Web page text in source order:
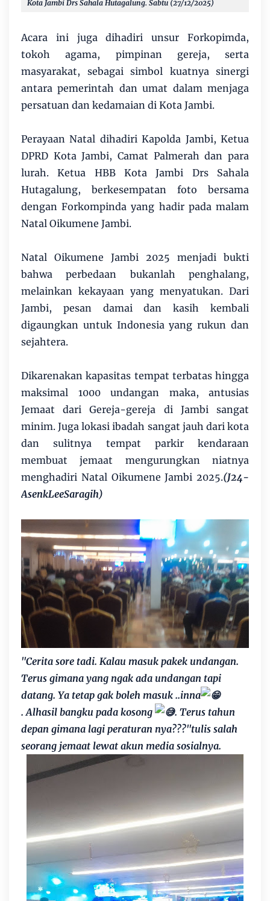
Kota Jambi Drs Sahala Hutagalung. Sabtu (27/12/2025)
Acara ini juga dihadiri unsur Forkopimda,
tokoh agama, pimpinan gereja, serta
masyarakat, sebagai simbol kuatnya sinergi
antara pemerintah dan umat dalam menjaga
persatuan dan kedamaian di Kota Jambi.
Perayaan Natal dihadiri Kapolda Jambi, Ketua
DPRD Kota Jambi, Camat Palmerah dan para
lurah. Ketua HBB Kota Jambi Drs Sahala
Hutagalung, berkesempatan foto bersama
dengan Forkompinda yang hadir pada malam
Natal Oikumene Jambi.
Natal Oikumene Jambi 2025 menjadi bukti
bahwa perbedaan bukanlah penghalang,
melainkan kekayaan yang menyatukan. Dari
Jambi, pesan damai dan kasih kembali
digaungkan untuk Indonesia yang rukun dan
sejahtera.
Dikarenakan kapasitas tempat terbatas hingga
maksimal 1000 undangan maka, antusias
Jemaat dari Gereja-gereja di Jambi sangat
minim. Juga lokasi ibadah sangat jauh dari kota
dan sulitnya tempat parkir kendaraan
membuat jemaat mengurungkan niatnya
menghadiri Natal Oikumene Jambi 2025.(J24-
AsenkLeeSaragih)
"Cerita sore tadi. Kalau masuk pakek undangan.
Terus gimana yang ngak ada undangan tapi
datang. Ya tetap gak boleh masuk ..inna
. Alhasil bangku pada kosong . Terus tahun
depan gimana lagi peraturan nya???"tulis salah
seorang jemaat lewat akun media sosialnya.